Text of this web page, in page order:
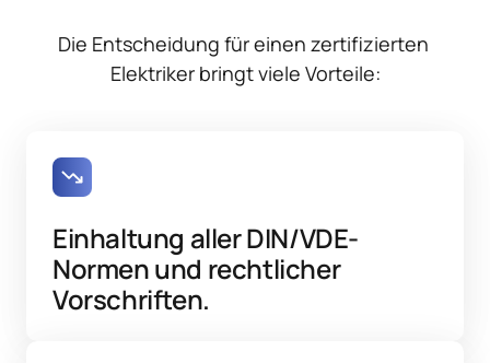
Die Entscheidung für einen zertifizierten
Elektriker bringt viele Vorteile:
Einhaltung aller DIN/VDE-
Normen und rechtlicher
Vorschriften.